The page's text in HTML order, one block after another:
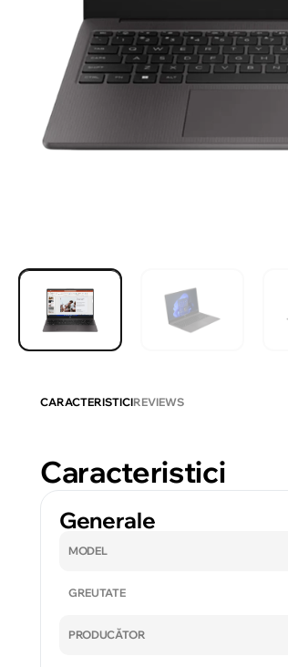
CARACTERISTICIREVIEWS
Caracteristici
Generale
MODEL
GREUTATE
PRODUCĂTOR